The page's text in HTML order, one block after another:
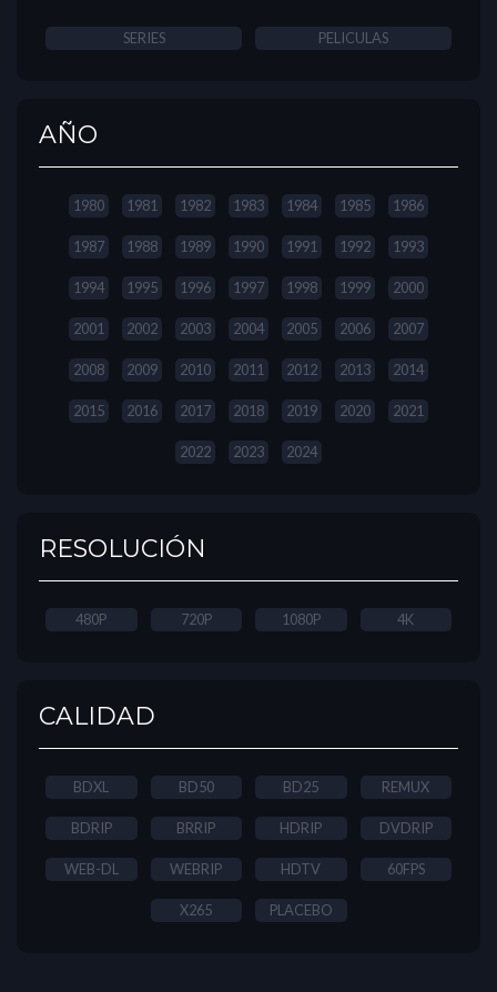
SERIES PELICULAS
AÑO
1980 1981 1982 1983 1984 1985 1986
1987 1988 1989 1990 1991 1992 1993
1994 1995 1996 1997 1998 1999 2000
2001 2002 2003 2004 2005 2006 2007
2008 2009 2010 2011 2012 2013 2014
2015 2016 2017 2018 2019 2020 2021
2022 2023 2024
RESOLUCIÓN
480P 720P 1080P 4K
CALIDAD
BDXL BD50 BD25 REMUX
BDRIP BRRIP HDRIP DVDRIP
WEB-DL WEBRIP HDTV 60FPS
X265 PLACEBO